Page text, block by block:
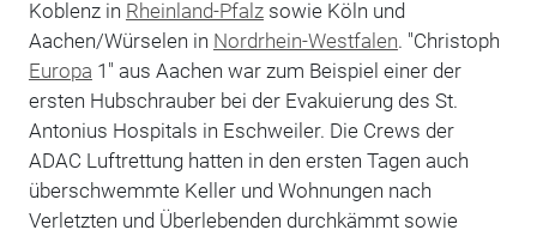
Koblenz in Rheinland-Pfalzsowie Köln und
Aachen/Würselen in Nordrhein-Westfalen. "Christoph
Europa 1" aus Aachen war zum Beispiel einer der
ersten Hubschrauber bei der Evakuierung des St.
Antonius Hospitals in Eschweiler. Die Crews der
ADAC Luftrettung hatten in den ersten Tagen auch
überschwemmte Keller und Wohnungen nach
Verletzten und Überlebenden durchkämmt sowie